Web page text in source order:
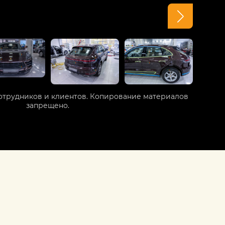
и клиентов. Копирование материалов
запрещено.